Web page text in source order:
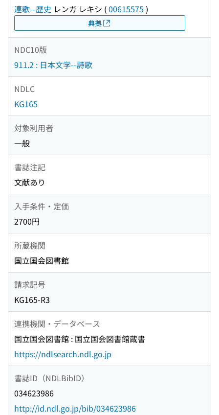
連歌--歴史 レンガ レキシ (00615575 )
典拠
NDC10版
911.2 : 日本文学--詩歌
NDLC
KG165
対象利用者
一般
書誌注記
文献あり
入手条件・定価
2700円
所蔵機関
国立国会図書館
請求記号
KG165-R3
連携機関・データベース
国立国会図書館 : 国立国会図書館蔵書
https://ndlsearch.ndl.go.jp
書誌ID（NDLBibID）
034623986
http://id.ndl.go.jp/bib/034623986